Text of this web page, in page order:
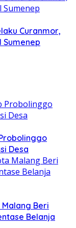
Curanmor,
Sumenep
Desa
Malang Beri
Belanja